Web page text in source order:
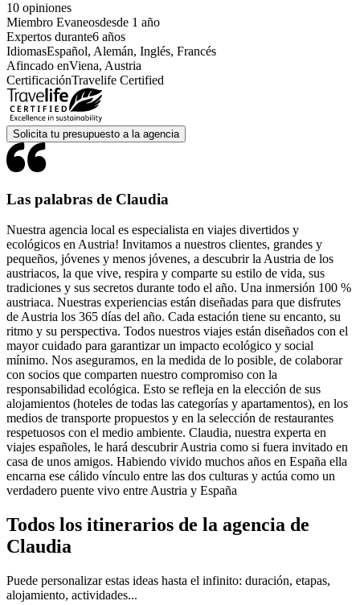
10 opiniones
Miembro Evaneosdesde 1 año
Expertos durante6 años
IdiomasEspañol, Alemán, Inglés, Francés
Afincado enViena, Austria
CertificaciónTravelife Certified
Solicita tu presupuesto a la agencia
Las palabras de Claudia
Nuestra agencia local es especialista en viajes divertidos y
ecológicos en Austria! Invitamos a nuestros clientes, grandes y
pequeños, jóvenes y menos jóvenes, a descubrir la Austria de los
austriacos, la que vive, respira y comparte su estilo de vida, sus
tradiciones y sus secretos durante todo el año. Una inmersión 100 %
austriaca. Nuestras experiencias están diseñadas para que disfrutes
de Austria los 365 días del año. Cada estación tiene su encanto, su
ritmo y su perspectiva. Todos nuestros viajes están diseñados con el
mayor cuidado para garantizar un impacto ecológico y social
mínimo. Nos aseguramos, en la medida de lo posible, de colaborar
con socios que comparten nuestro compromiso con la
responsabilidad ecológica. Esto se refleja en la elección de sus
alojamientos (hoteles de todas las categorías y apartamentos), en los
medios de transporte propuestos y en la selección de restaurantes
respetuosos con el medio ambiente. Claudia, nuestra experta en
viajes españoles, le hará descubrir Austria como si fuera invitado en
casa de unos amigos. Habiendo vivido muchos años en España ella
encarna ese cálido vínculo entre las dos culturas y actúa como un
verdadero puente vivo entre Austria y España
Todos los itinerarios de la agencia de
Claudia
Puede personalizar estas ideas hasta el infinito: duración, etapas,
alojamiento, actividades...